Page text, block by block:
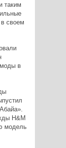
таким
своем
в
H&M
модель